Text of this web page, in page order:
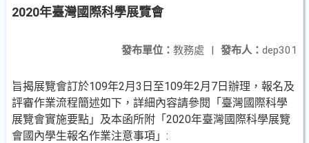
2020年臺灣國際科學展覽會
發布人： dep301
發布單位： 教務處 |
旨揭展覽會訂於109年2月3日至109年2月7日辦理，報名及
評審作業流程簡述如下，詳細內容請參閱「臺灣國際科學
展覽會實施要點」及本函所附「2020年臺灣國際科學展覽
會國內學生報名作業注意事項」: